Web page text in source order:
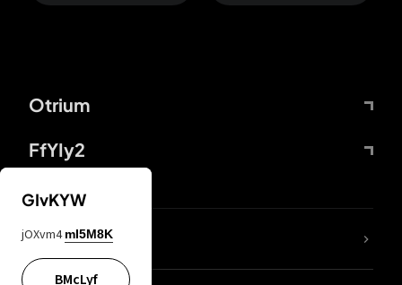
Otrium
FfYIy2
DDcvSo
GIvKYW
jOXvm4 mI5M8K
BMcLyf